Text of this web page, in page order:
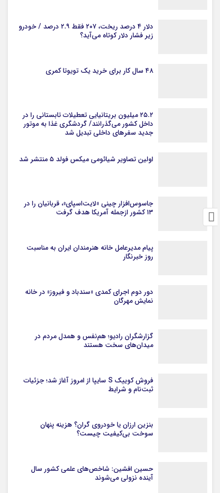
دلار ۴ درصد ریخت، ۲۰۷ فقط ۲.۹ درصد / خودرو
زیر فشار دلار کوتاه می‌آید؟
۴۸ سال کار برای خرید یک تویوتا کمری
۲۵.۲ میلیون بریتانیایی تعطیلات تابستانی را در
داخل کشور می‌گذرانند/ گردشگری غذا به موتور
جدید سفرهای داخلی تبدیل شد
اولین تصاویر شیائومی میکس فولد ۵ منتشر شد
جاسوس‌افزار چینی «لایت‌اسپای»، قربانیان را در
۱۳ کشور ازجمله آمریکا هدف گرفت
پیام مدیرعامل خانه هنرمندان ایران به مناسبت
روز خبرنگار
دور دوم اجرای کمدی «سندباد و فیروز» در خانه
نمایش مهرگان
گزارشگران رادیو؛ هم‌نفس و همدل مردم در
میدان‌های سخت هستند
فروش کوییک S سایپا از امروز آغاز شد؛ جزئیات
ثبت‌نام و شرایط
بنزین ارزان یا خودروی گران؟ هزینه پنهان
سوخت بی‌کیفیت چیست؟
حسین افشین: شاخص‌های علمی کشور سال
آینده نزولی می‌شوند